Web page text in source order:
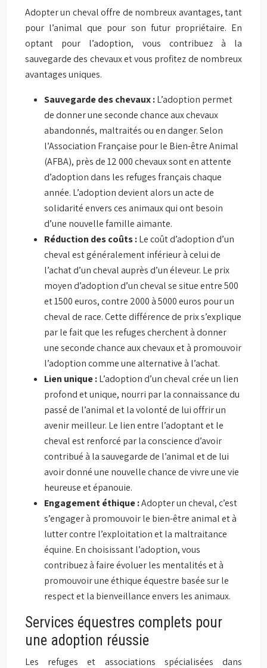
Adopter un cheval offre de nombreux avantages, tant
pour l’animal que pour son futur propriétaire. En
optant pour l’adoption, vous contribuez à la
sauvegarde des chevaux et vous profitez de nombreux
avantages uniques.
Sauvegarde des chevaux :L’adoption permet
de donner une seconde chance aux chevaux
abandonnés, maltraités ou en danger. Selon
l’Association Française pour le Bien-être Animal
(AFBA), près de 12 000 chevaux sont en attente
d’adoption dans les refuges français chaque
année. L’adoption devient alors un acte de
solidarité envers ces animaux qui ont besoin
d’une nouvelle famille aimante.
Réduction des coûts :Le coût d’adoption d’un
cheval est généralement inférieur à celui de
l’achat d’un cheval auprès d’un éleveur. Le prix
moyen d’adoption d’un cheval se situe entre 500
et 1500 euros, contre 2000 à 5000 euros pour un
cheval de race. Cette différence de prix s’explique
par le fait que les refuges cherchent à donner
une seconde chance aux chevaux et à promouvoir
l’adoption comme une alternative à l’achat.
Lien unique :L’adoption d’un cheval crée un lien
profond et unique, nourri par la connaissance du
passé de l’animal et la volonté de lui offrir un
avenir meilleur. Le lien entre l’adoptant et le
cheval est renforcé par la conscience d’avoir
contribué à la sauvegarde de l’animal et de lui
avoir donné une nouvelle chance de vivre une vie
heureuse et épanouie.
Engagement éthique :Adopter un cheval, c’est
s’engager à promouvoir le bien-être animal et à
lutter contre l’exploitation et la maltraitance
équine. En choisissant l’adoption, vous
contribuez à faire évoluer les mentalités et à
promouvoir une éthique équestre basée sur le
respect et la bienveillance envers les animaux.
Services équestres complets pour
une adoption réussie
Les refuges et associations spécialisées dans